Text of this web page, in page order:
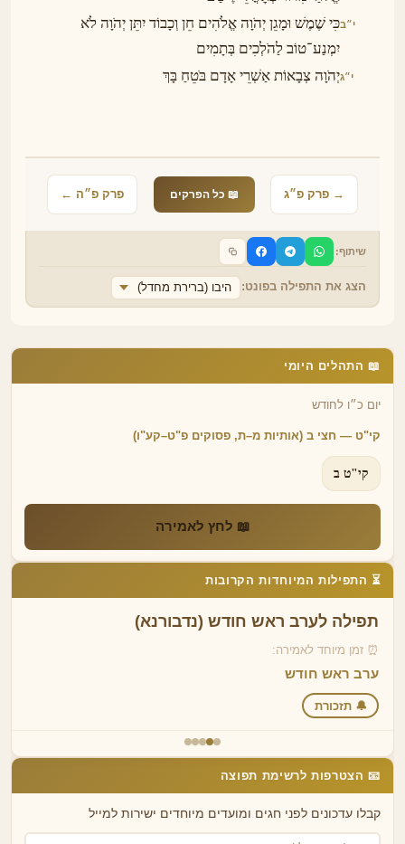
י״בכִּי שֶׁמֶשׁ וּמָגֵן יְהֹוָה אֱלֹהִים חֵן וְכָבוֹד יִתֵּן יְהֹוָה לֹא
יִמְנַע־טוֹב לַהֹלְכִים בְּתָמִים
י״גיְהֹוָה צְבָאוֹת אַשְׁרֵי אָדָם בֹּטֵחַ בָּךְ
→ פרק פ״ג 📖 כל הפרקים פרק פ״ה ←
שיתוף:
הצג את התפילה בפונט: היבו (ברירת מחדל)
📖 התהלים היומי
יום כ״ו לחודש
קי"ט — חצי ב (אותיות מ–ת, פסוקים פ"ט–קע"ו)
קי"ט ב
📖 לחץ לאמירה
⏳ התפילות המיוחדות הקרובות
תפילה לערב ראש חודש (נדבורנא)
⏰ זמן מיוחד לאמירה:
ערב ראש חודש
🔔 תזכורת
📧 הצטרפות לרשימת תפוצה
קבלו עדכונים לפני חגים ומועדים מיוחדים ישירות למייל